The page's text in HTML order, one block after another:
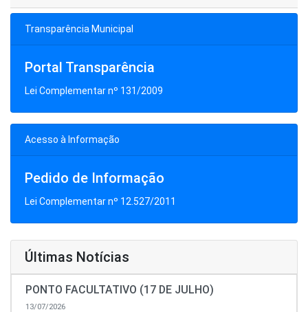
Transparência Municipal
Portal Transparência
Lei Complementar nº 131/2009
Acesso à Informação
Pedido de Informação
Lei Complementar nº 12.527/2011
Últimas Notícias
PONTO FACULTATIVO (17 DE JULHO)
13/07/2026